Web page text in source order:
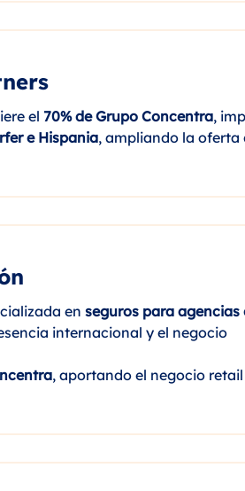
el 70% de Grupo Concentra,
e Hispania, ampliando la oferta
en seguros para agencias
internacional y el negocio
, aportando el negocio